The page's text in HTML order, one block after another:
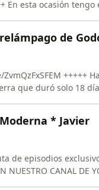
relámpago de
y políticamente
Moderna * Javier
de episodios